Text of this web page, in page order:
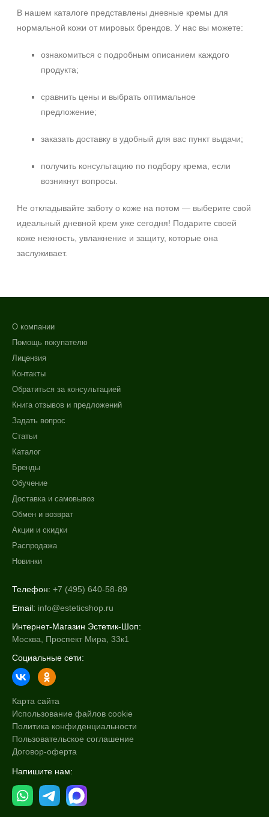
В нашем каталоге представлены дневные кремы для
нормальной кожи от мировых брендов. У нас вы можете:
ознакомиться с подробным описанием каждого
продукта;
сравнить цены и выбрать оптимальное
предложение;
заказать доставку в удобный для вас пункт выдачи;
получить консультацию по подбору крема, если
возникнут вопросы.
Не откладывайте заботу о коже на потом — выберите свой
идеальный дневной крем уже сегодня! Подарите своей
коже нежность, увлажнение и защиту, которые она
заслуживает.
О компании
Помощь покупателю
Лицензия
Контакты
Обратиться за консультацией
Книга отзывов и предложений
Задать вопрос
Статьи
Каталог
Бренды
Обучение
Доставка и самовывоз
Обмен и возврат
Акции и скидки
Распродажа
Новинки
Телефон: +7 (495) 640-58-89
Email: info@esteticshop.ru
Интернет-Магазин Эстетик-Шоп:
Москва, Проспект Мира, 33к1
Социальные сети:
Карта сайта
Использование файлов cookie
Политика конфиденциальности
Пользовательское соглашение
Договор-оферта
Напишите нам: